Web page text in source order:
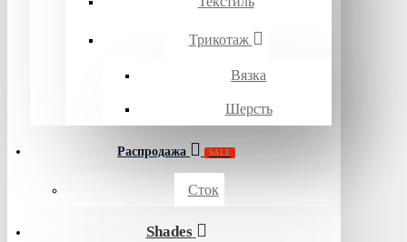
Трикотаж
Вязка
Шерсть
Распродажа SALE
Сток
Shades